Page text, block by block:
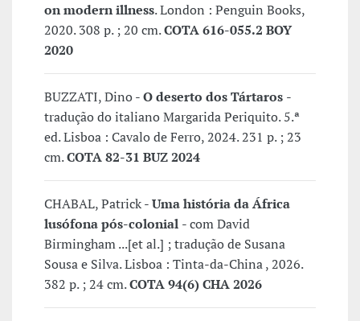
on modern illness. London : Penguin Books,
2020. 308 p. ; 20 cm.COTA 616-055.2 BOY
2020
BUZZATI, Dino -O deserto dos Tártaros -
tradução do italiano Margarida Periquito. 5.ª
ed. Lisboa : Cavalo de Ferro, 2024. 231 p. ; 23
cm.COTA 82-31 BUZ 2024
CHABAL, Patrick -Uma história da África
lusófona pós-colonial - com David
Birmingham ...[et al.] ; tradução de Susana
Sousa e Silva. Lisboa : Tinta-da-China , 2026.
382 p. ; 24 cm.COTA 94(6) CHA 2026